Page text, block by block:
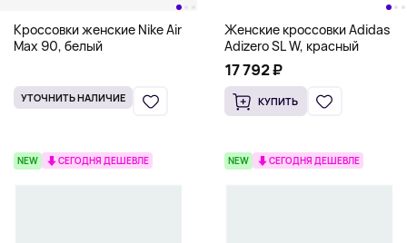
Кроссовки женские Nike Air
Max 90, белый
УТОЧНИТЬ НАЛИЧИЕ
Женские кроссовки Adidas
Adizero SL W, красный
17 792 ₽
КУПИТЬ
NEW СЕГОДНЯ ДЕШЕВЛЕ NEW СЕГОДНЯ ДЕШЕВЛЕ